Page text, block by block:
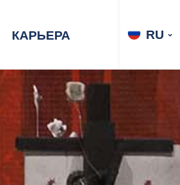
RU
КАРЬЕРА